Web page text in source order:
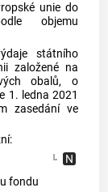
unie do
objemu
státního
založené na
obalů, o
1. ledna 2021
zasedání ve
fondu